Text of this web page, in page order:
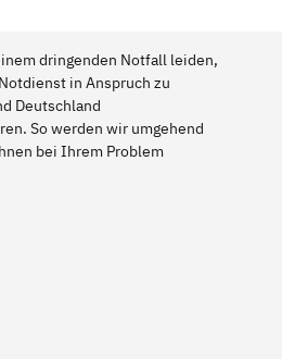
dringenden Notfall leiden,
in Anspruch zu
Deutschland
So werden wir umgehend
bei Ihrem Problem